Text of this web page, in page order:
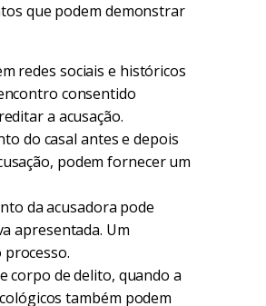
que podem demonstrar
redes sociais e históricos
consentido
a acusação.
do casal antes e depois
podem fornecer um
da acusadora pode
apresentada. Um
corpo de delito, quando a
também podem